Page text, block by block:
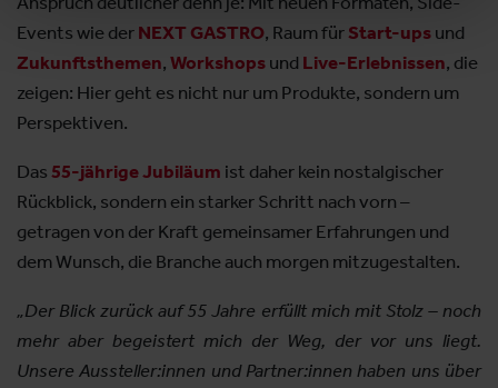
Events wie der NEXT GASTRO, Raum für Start-ups und
Zukunftsthemen, Workshops und Live-Erlebnissen, die
zeigen: Hier geht es nicht nur um Produkte, sondern um
Perspektiven.
Das 55-jährige Jubiläum ist daher kein nostalgischer
Rückblick, sondern ein starker Schritt nach vorn –
getragen von der Kraft gemeinsamer Erfahrungen und
dem Wunsch, die Branche auch morgen mitzugestalten.
„Der Blick zurück auf 55 Jahre erfüllt mich mit Stolz – noch
mehr aber begeistert mich der Weg, der vor uns liegt.
Unsere Aussteller:innen und Partner:innen haben uns über